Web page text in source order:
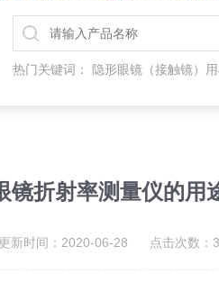
热门关键词： 隐形眼镜（接触镜）用检测仪器和生产设备，人工晶状体（IOL/ICL）
镜折射率测量仪的用
更新时间：2020-06-28 点击次数：